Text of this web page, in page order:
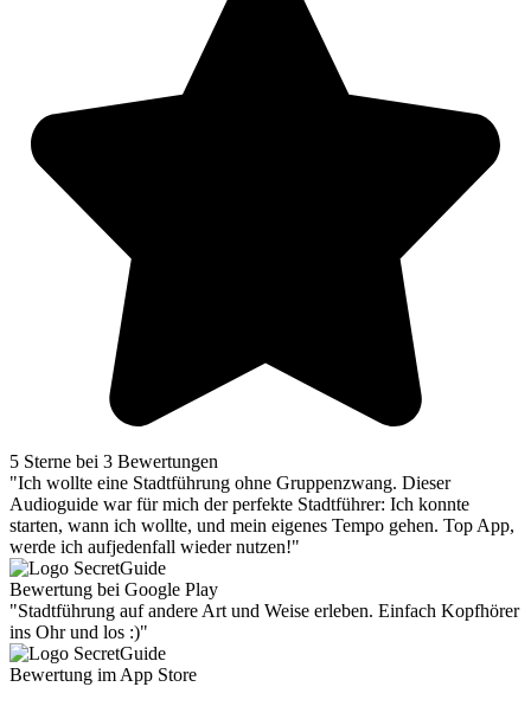
5 Sterne bei 3 Bewertungen
"Ich wollte eine Stadtführung ohne Gruppenzwang. Dieser
Audioguide war für mich der perfekte Stadtführer: Ich konnte
starten, wann ich wollte, und mein eigenes Tempo gehen. Top App,
werde ich aufjedenfall wieder nutzen!"
Bewertung bei Google Play
"Stadtführung auf andere Art und Weise erleben. Einfach Kopfhörer
ins Ohr und los :)"
Bewertung im App Store